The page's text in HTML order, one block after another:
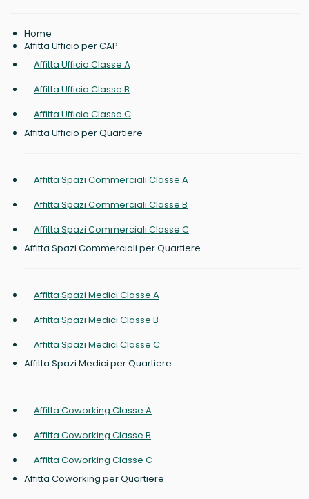
Home
Affitta Ufficio per CAP
Affitta Ufficio Classe A
Affitta Ufficio Classe B
Affitta Ufficio Classe C
Affitta Ufficio per Quartiere
Affitta Spazi Commerciali Classe A
Affitta Spazi Commerciali Classe B
Affitta Spazi Commerciali Classe C
Affitta Spazi Commerciali per Quartiere
Affitta Spazi Medici Classe A
Affitta Spazi Medici Classe B
Affitta Spazi Medici Classe C
Affitta Spazi Medici per Quartiere
Affitta Coworking Classe A
Affitta Coworking Classe B
Affitta Coworking Classe C
Affitta Coworking per Quartiere